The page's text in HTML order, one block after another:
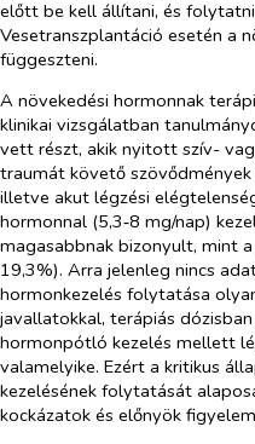
előtt be kell állítani, és
Vesetranszplantáció esetén a
függeszteni.
A növekedési hormonnak
klinikai vizsgálatban
vett részt, akik nyitott szív-
traumát követő
illetve akut légzési
hormonnal (5,3‑8 mg/nap)
magasabbnak bizonyult, mint
19,3%). Arra jelenleg nincs
hormonkezelés folytatása
javallatokkal, terápiás
hormonpótló kezelés mellett
valamelyike. Ezért a kritikus
kezelésének folytatását
kockázatok és előnyök